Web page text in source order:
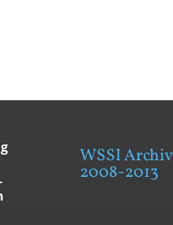
WSSI Archiv
2008-2013